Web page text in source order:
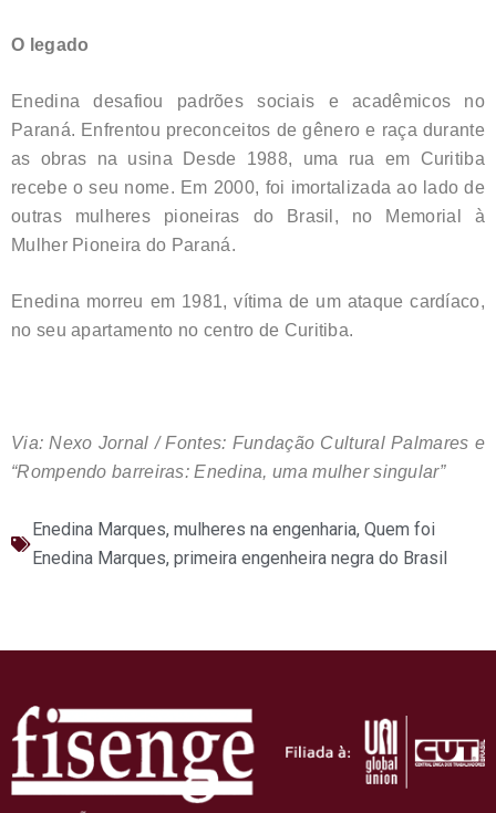
O legado
Enedina desafiou padrões sociais e acadêmicos no
Paraná. Enfrentou preconceitos de gênero e raça durante
as obras na usina Desde 1988, uma rua em Curitiba
recebe o seu nome. Em 2000, foi imortalizada ao lado de
outras mulheres pioneiras do Brasil, no Memorial à
Mulher Pioneira do Paraná.
Enedina morreu em 1981, vítima de um ataque cardíaco,
no seu apartamento no centro de Curitiba.
Via: Nexo Jornal / Fontes: Fundação Cultural Palmares e
“Rompendo barreiras: Enedina, uma mulher singular”
Enedina Marques, mulheres na engenharia, Quem foi
Enedina Marques, primeira engenheira negra do Brasil